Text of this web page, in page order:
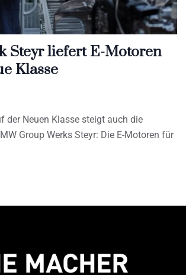
Steyr liefert E-Motoren
Klasse
der Neuen Klasse steigt auch die
Group Werks Steyr: Die E-Motoren für